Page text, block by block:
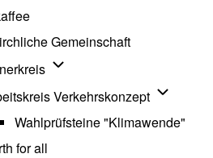
Gemeinschaft
Unternavigation von Der
Verkehrskonzept
Wahlprüfsteine "Klimawende"
for all